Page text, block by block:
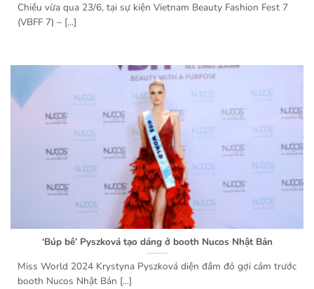
Chiều vừa qua 23/6, tại sự kiện Vietnam Beauty Fashion Fest 7
(VBFF 7) – [...]
‘Búp bê’ Pyszková tạo dáng ở booth Nucos Nhật Bản
Miss World 2024 Krystyna Pyszková diện đầm đỏ gợi cảm trước
booth Nucos Nhật Bản [...]